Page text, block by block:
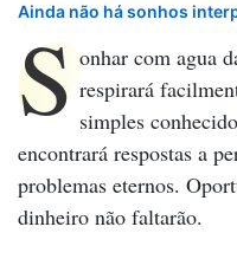
Ainda não há sonhos
S onhar com agua
respirará
simples
encontrará respostas a
problemas eternos.
dinheiro não faltarão.